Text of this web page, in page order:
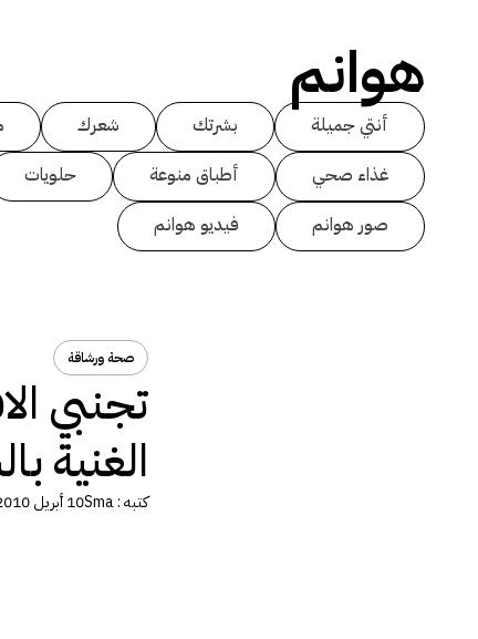
هوانم
أنتي جميلة بشرتك شعرك
غذاء صحي
أطباق منوعة حلويات
صور هوانم
فيديو هوانم
صحة ورشاقة
تجنبي
الغنية
كتبه :Sma10 أبريل 2010